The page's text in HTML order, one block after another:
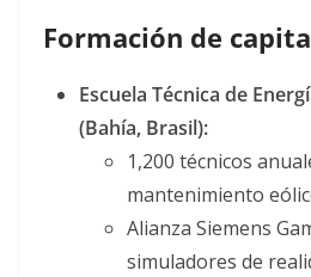
Formación de
Escuela Técnica de
(Bahía, Brasil):
1,200 técnicos
mantenimiento
Alianza Siemens
simuladores de